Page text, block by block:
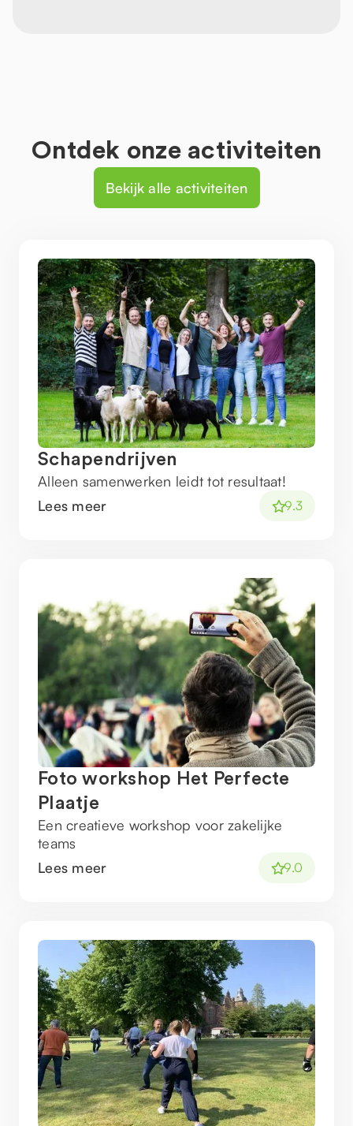
Ontdek onze activiteiten
Bekijk alle activiteiten
Schapendrijven
Alleen samenwerken leidt tot resultaat!
Lees meer
9.3
Foto workshop Het Perfecte
Plaatje
Een creatieve workshop voor zakelijke
teams
Lees meer
9.0